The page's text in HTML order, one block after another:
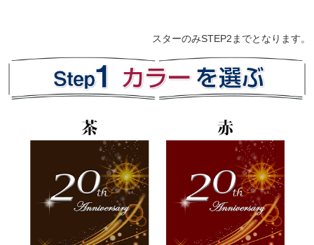
スターのみSTEP2までとなります。